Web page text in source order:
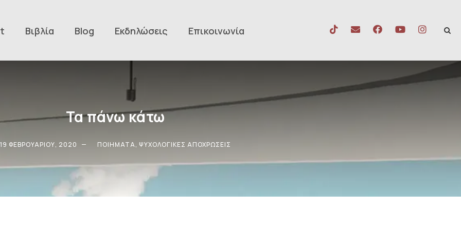
Βιβλία Blog Εκδηλώσεις Επικοινωνία
Τα πάνω κάτω
19 ΦΕΒΡΟΥΑΡΊΟΥ, 2020 ΠΟΙΉΜΑΤΑ, ΨΥΧΟΛΟΓΙΚΈΣ ΑΠΟΧΡΏΣΕΙΣ